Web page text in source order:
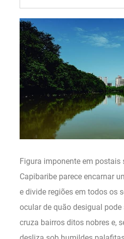
Figura imponente em postais
Capibaribe parece encarnar
e divide regiões em todos os
ocular de quão desigual
cruza bairros ditos nobres e,